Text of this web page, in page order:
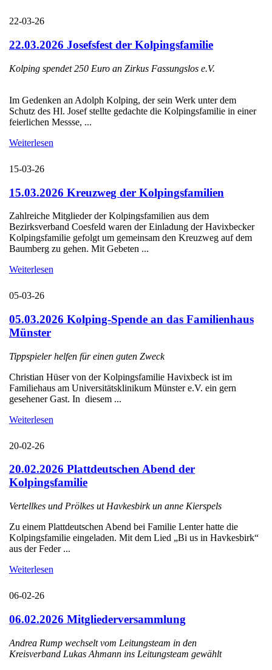
22-03-26
22.03.2026 Josefsfest der Kolpingsfamilie
Kolping spendet 250 Euro an Zirkus Fassungslos e.V.
Im Gedenken an Adolph Kolping, der sein Werk unter dem
Schutz des Hl. Josef stellte gedachte die Kolpingsfamilie in einer
feierlichen Messse, ...
Weiterlesen
15-03-26
15.03.2026 Kreuzweg der Kolpingsfamilien
Zahlreiche Mitglieder der Kolpingsfamilien aus dem
Bezirksverband Coesfeld waren der Einladung der Havixbecker
Kolpingsfamilie gefolgt um gemeinsam den Kreuzweg auf dem
Baumberg zu gehen. Mit Gebeten ...
Weiterlesen
05-03-26
05.03.2026 Kolping-Spende an das Familienhaus
Münster
Tippspieler helfen für einen guten Zweck
Christian Hüser von der Kolpingsfamilie Havixbeck ist im
Familiehaus am Universitätsklinikum Münster e.V. ein gern
gesehener Gast. In diesem ...
Weiterlesen
20-02-26
20.02.2026 Plattdeutschen Abend der
Kolpingsfamilie
Vertellkes und Prölkes ut Havkesbirk un anne Kierspels
Zu einem Plattdeutschen Abend bei Familie Lenter hatte die
Kolpingsfamilie eingeladen. Mit dem Lied „Bi us in Havkesbirk“
aus der Feder ...
Weiterlesen
06-02-26
06.02.2026 Mitgliederversammlung
Andrea Rump wechselt vom Leitungsteam in den
Kreisverband Lukas Ahmann ins Leitungsteam gewählt